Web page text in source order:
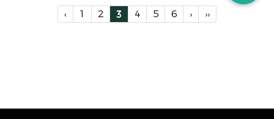
‹ 1 2 3 4 5 6 › ››